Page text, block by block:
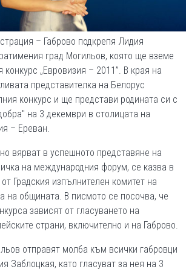
– Габрово подкрепя Лидия
град Могильов, която ще вземе
конкурс „Евровизия – 2011”. В края на
представителка на Белорус
конкурс и ще представи родината си с
на 3 декември в столицата на
– Ереван.
вярват в успешното представяне на
на международния форум, се казва в
Градския изпълнителен комитет на
на общината. В писмото се посочва, че
зависят от гласуването на
страни, включително и на Габрово.
отправят молба към всички габровци
Заблоцкая, като гласуват за нея на 3